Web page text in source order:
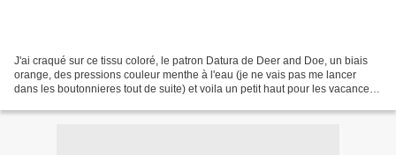
J'ai craqué sur ce tissu coloré, le patron Datura de Deer and Doe, un biais
orange, des pressions couleur menthe à l'eau (je ne vais pas me lancer
dans les boutonnieres tout de suite) et voila un petit haut pour les vacances